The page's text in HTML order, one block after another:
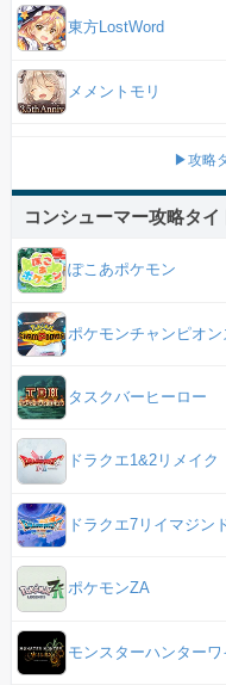
東方LostWord
メメントモリ
▶攻略
コンシューマー攻略タイ
ぽこあポケモン
ポケモンチャンピオン
タスクバーヒーロー
ドラクエ1&2リメイク
ドラクエ7リイマジン
ポケモンZA
モンスターハンター